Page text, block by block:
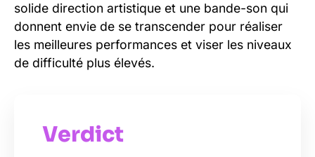
solide direction artistique et une bande-son qui
donnent envie de se transcender pour réaliser
les meilleures performances et viser les niveaux
de difficulté plus élevés.
Verdict